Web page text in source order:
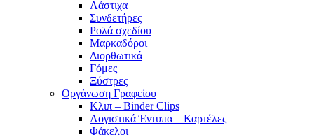
Λάστιχα
Συνδετήρες
Ρολά σχεδίου
Μαρκαδόροι
Διορθωτικά
Γόμες
Ξύστρες
Οργάνωση Γραφείου
Κλιπ – Binder Clips
Λογιστικά Έντυπα – Καρτέλες
Φάκελοι